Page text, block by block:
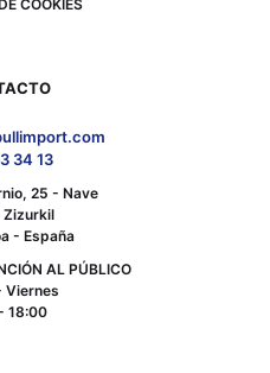
COOKIES
34 13
25 - Nave
Zizurkil
- España
AL PÚBLICO
Viernes
18:00